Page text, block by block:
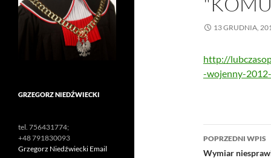
13 GRUDNIA,
http://
-wojenny-
Nawigacja
POPRZEDNI WPIS
Wymiar
GRZEGORZ NIEDŹWIECKI
tel. 756431774;
+48 791830093
Grzegorz Niedźwiecki Email